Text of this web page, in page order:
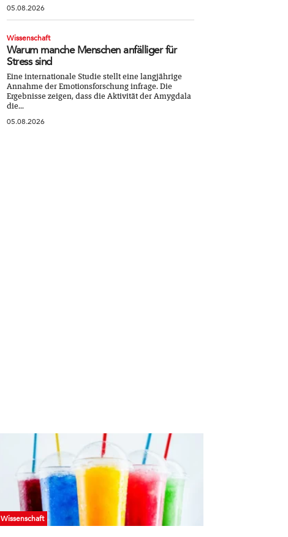
05.08.2026
Wissenschaft
Warum manche Menschen anfälliger für
Stress sind
Eine internationale Studie stellt eine langjährige
Annahme der Emotionsforschung infrage. Die
Ergebnisse zeigen, dass die Aktivität der Amygdala
die...
05.08.2026
Wissenschaft